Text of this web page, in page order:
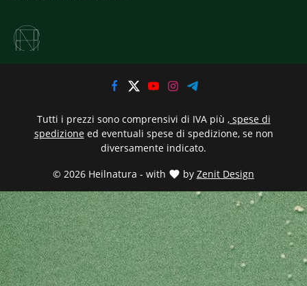
© 2026 Heilnatura - with by Zenit Design
Tutti i prezzi sono comprensivi di IVA più , spese di
spedizioneed eventuali spese di spedizione, se non
diversamente indicato.